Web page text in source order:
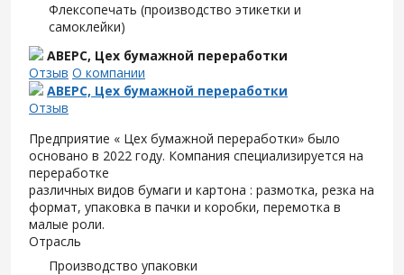
Флексопечать (производство этикетки и
самоклейки)
АВЕРС, Цех бумажной переработки
Отзыв О компании
АВЕРС, Цех бумажной переработки
Отзыв
Предприятие « Цех бумажной переработки» было
основано в 2022 году. Компания специализируется на
переработке
различных видов бумаги и картона : размотка, резка на
формат, упаковка в пачки и коробки, перемотка в
малые роли.
Отрасль
Производство упаковки